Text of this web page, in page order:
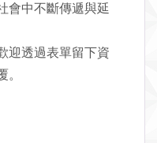
會中不斷傳遞與延
迎透過表單留下資